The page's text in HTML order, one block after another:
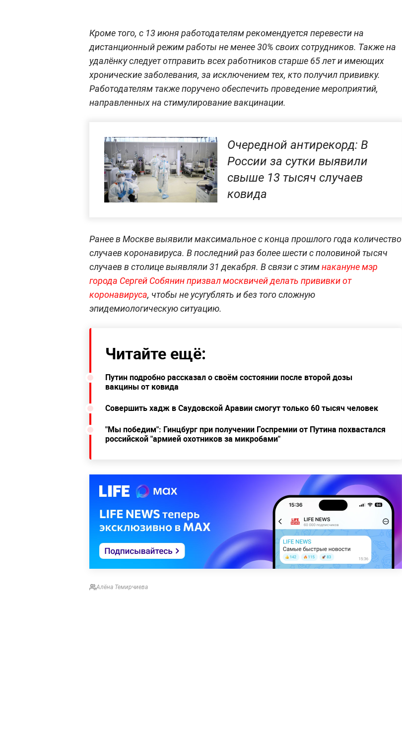
Кроме того, с 13 июня работодателям рекомендуется перевести на
дистанционный режим работы не менее 30% своих сотрудников. Также на
удалёнку следует отправить всех работников старше 65 лет и имеющих
хронические заболевания, за исключением тех, кто получил прививку.
Работодателям также поручено обеспечить проведение мероприятий,
направленных на стимулирование вакцинации.
Очередной антирекорд: В
России за сутки выявили
свыше 13 тысяч случаев
ковида
Ранее в Москве выявили максимальное с конца прошлого года количество
случаев коронавируса. В последний раз более шести с половиной тысяч
случаев в столице выявляли 31 декабря. В связи с этимнакануне мэр
города Сергей Собянин призвал москвичей делать прививки от
коронавируса, чтобы не усугублять и без того сложную
эпидемиологическую ситуацию.
Читайте ещё:
Путин подробно рассказал о своём состоянии после второй дозы
вакцины от ковида
Совершить хадж в Саудовской Аравии смогут только 60 тысяч человек
"Мы победим": Гинцбург при получении Госпремии от Путина похвастался
российской "армией охотников за микробами"
Алёна Темирчиева